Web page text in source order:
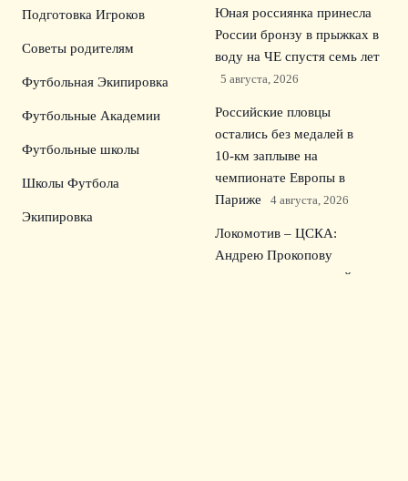
Подготовка Игроков
Советы родителям
Футбольная Экипировка
Футбольные Академии
Футбольные школы
Школы Футбола
Экипировка
Юная россиянка принесла
России бронзу в прыжках в
воду на ЧЕ спустя семь лет
5 августа, 2026
Российские пловцы
остались без медалей в
10‑км заплыве на
чемпионате Европы в
Париже
4 августа, 2026
Локомотив – ЦСКА:
Андрею Прокопову
доверили центральный матч